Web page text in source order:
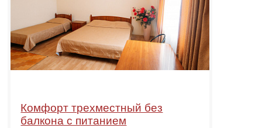
Комфорт трехместный без
балкона с питанием